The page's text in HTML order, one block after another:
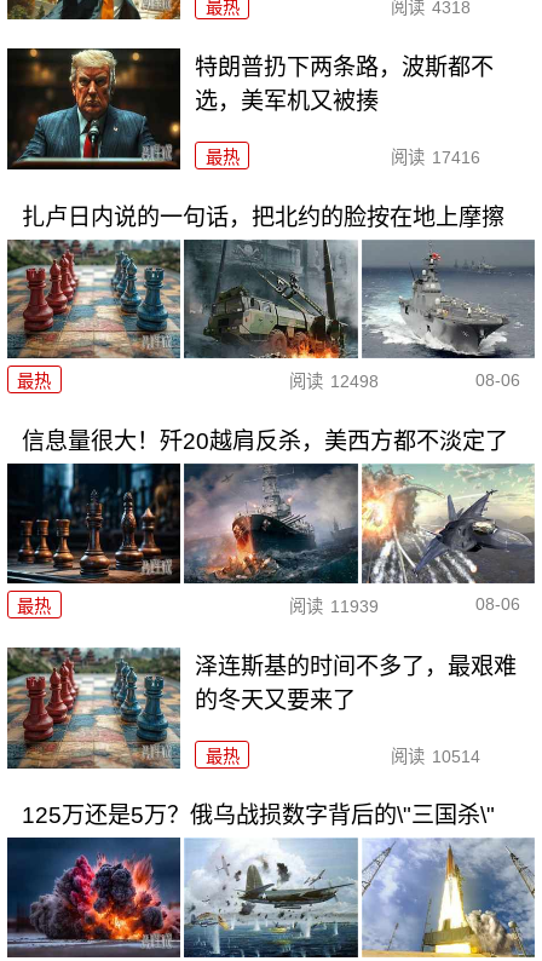
最热 阅读 4318
特朗普扔下两条路，波斯都不
选，美军机又被揍
最热 阅读 17416
扎卢日内说的一句话，把北约的脸按在地上摩擦
最热 阅读 12498 08-06
信息量很大！歼20越肩反杀，美西方都不淡定了
最热 阅读 11939 08-06
泽连斯基的时间不多了，最艰难
的冬天又要来了
最热 阅读 10514
125万还是5万？俄乌战损数字背后的\"三国杀\"